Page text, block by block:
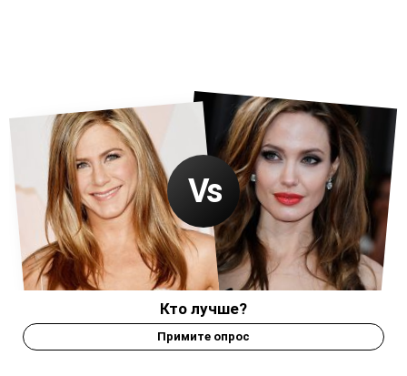
Кто лучше?
Примите опрос